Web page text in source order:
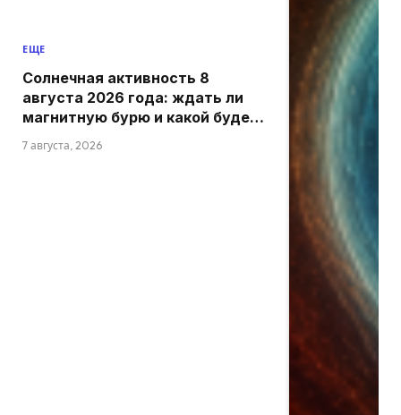
ЕЩЕ
Солнечная активность 8
августа 2026 года: ждать ли
магнитную бурю и какой будет
7 августа, 2026